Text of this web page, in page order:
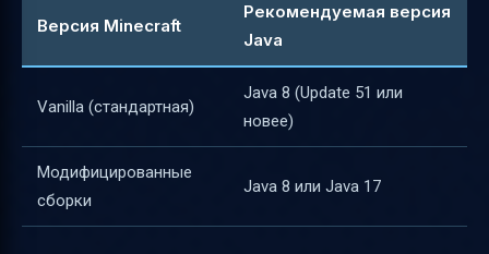
Версия Minecraft
Рекомендуемая версия
Java
Vanilla (стандартная)
Java 8 (Update 51 или
новее)
Модифицированные
сборки
Java 8 или Java 17